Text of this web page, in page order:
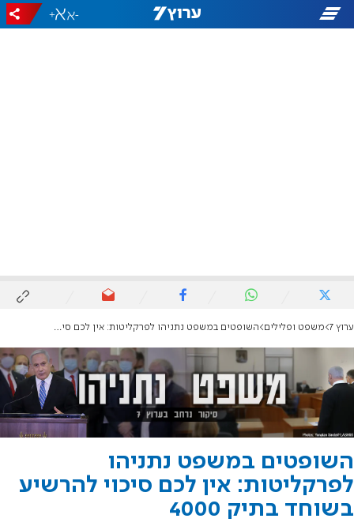
-
+
ערוץ 7 משפט ופלילים השופטים במשפט נתניהו לפרקליטות: אין לכם סיכוי להרשיע בשוחד בתיק 4000
השופטים במשפט נתניהו
לפרקליטות: אין לכם סיכוי להרשיע
בשוחד בתיק 4000